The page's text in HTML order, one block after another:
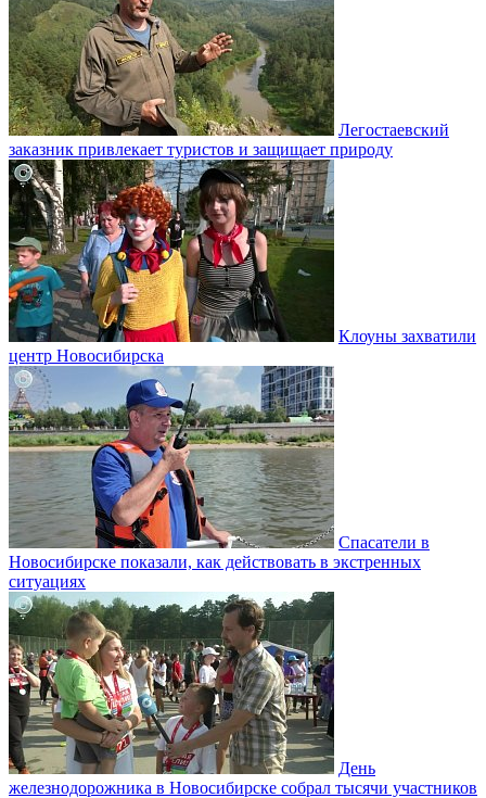
Легостаевский
заказник привлекает туристов и защищает природу
Клоуны захватили
центр Новосибирска
Спасатели в
Новосибирске показали, как действовать в экстренных
ситуациях
День
железнодорожника в Новосибирске собрал тысячи участников